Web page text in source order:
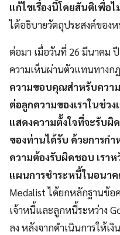
แก้ไขเรื่องนี้โดยสันติเพื่อ
ได้อธิบายวัตถุประสงค์ของ
ต่อมา เมื่อวันที่ 26 มีนาคม
ความเห็นผ่านตัวแทนทางก
ความขอบคุณสำหรับควา
ต่อลูกความของเราในช่ว
แสดงความตั้งใจที่จะรับ
ของท่านได้รับ ด้วยการก
ความต้องรับผิดชอบ เรา
แผนการชำระหนี้ในอนา
Medalist ได้ยกหลักฐานข้อ
เจ้าหนี้และลูกหนี้ระหว่าง
ลง หลังจากดำเนินการให้